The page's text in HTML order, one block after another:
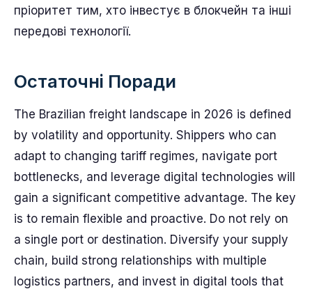
пріоритет тим, хто інвестує в блокчейн та інші
передові технології.
Остаточні Поради
The Brazilian freight landscape in 2026 is defined
by volatility and opportunity. Shippers who can
adapt to changing tariff regimes, navigate port
bottlenecks, and leverage digital technologies will
gain a significant competitive advantage. The key
is to remain flexible and proactive. Do not rely on
a single port or destination. Diversify your supply
chain, build strong relationships with multiple
logistics partners, and invest in digital tools that